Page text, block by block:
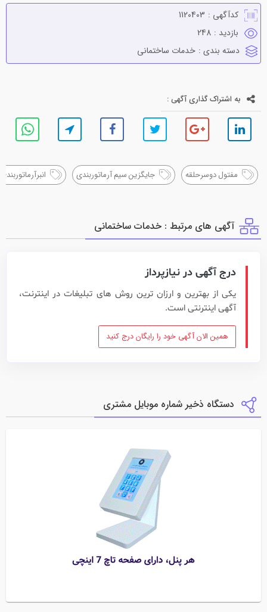
کدآگهی : 1120403
بازدید : 248
دسته بندی : خدمات ساختماني
به اشتراک گذاری آگهی :
مفتول دوسرحلقه جایگزین سیم آرماتوربندی
آگهی های مرتبط : خدمات ساختماني
درج آگهی در نیازپرداز
یکی از بهترین و ارزان ترین روش های تبلیغات در اینترنت،
آگهی اینترنتی است.
همین الان آگهی خود را رایگان درج کنید
دستگاه ذخیر شماره موبایل مشتری